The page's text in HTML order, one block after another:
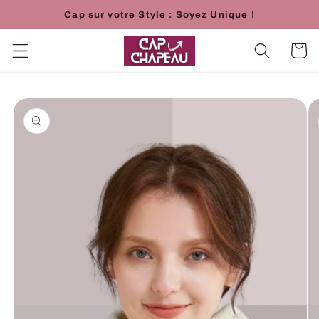
passer
contenu
Cap sur votre Style : Soyez Unique !
Panier
Passer aux
informations
produits